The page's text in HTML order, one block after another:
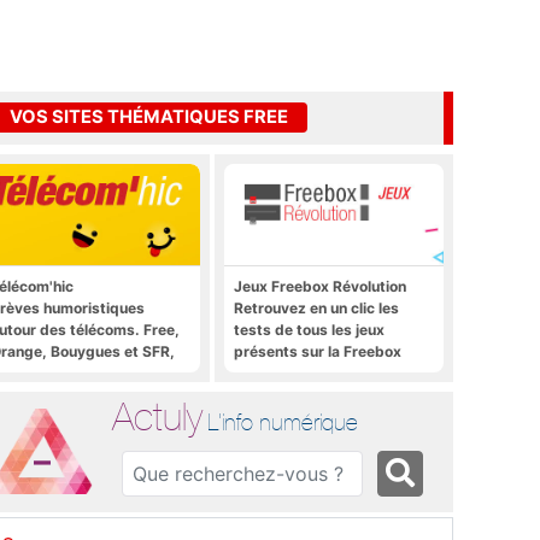
VOS SITES THÉMATIQUES FREE
humoristiques
des télécoms. Free,
Bouygues et SFR,
Jeux Freebox Révolution
Retrouvez en un clic les
tests de tous les jeux
présents sur la Freebox
Actuly L'info numérique